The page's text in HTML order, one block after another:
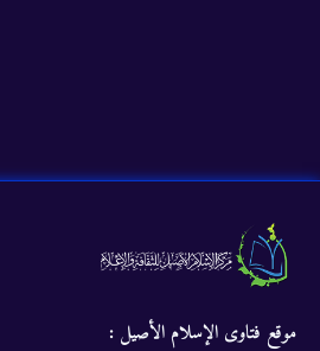
موقع فتاوى الإسلام الأصيل :